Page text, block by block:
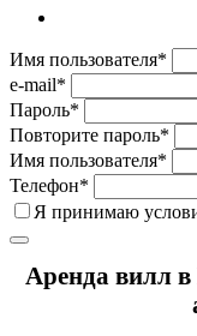
Имя пользователя*
e-mail*
Пароль*
Повторите пароль*
Имя пользователя*
Телефон*
Я принимаю
Аренда вилл